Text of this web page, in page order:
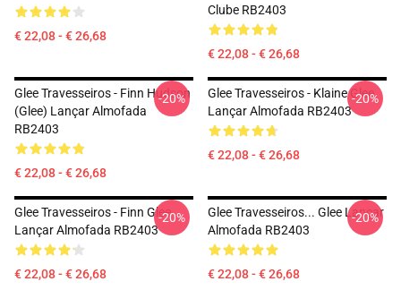
€ 22,08 - € 26,68
Clube RB2403
€ 22,08 - € 26,68
Glee Travesseiros - Finn Hudson
(Glee) Lançar Almofada
RB2403
€ 22,08 - € 26,68
-20%
Glee Travesseiros - Klaine Glee
Lançar Almofada RB2403
€ 22,08 - € 26,68
-20%
Glee Travesseiros - Finn Glee
Lançar Almofada RB2403
€ 22,08 - € 26,68
-20%
Glee Travesseiros... Glee Lançar
Almofada RB2403
€ 22,08 - € 26,68
-20%